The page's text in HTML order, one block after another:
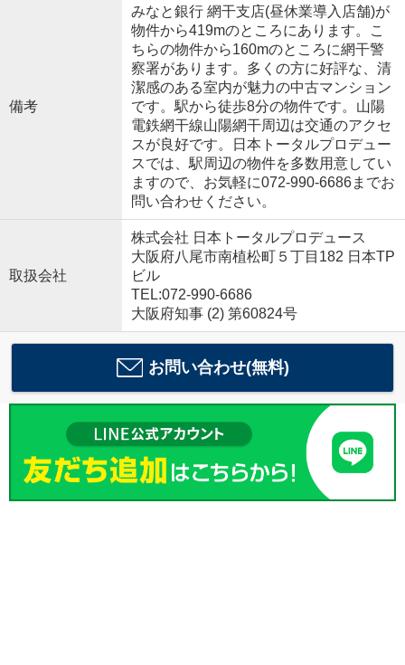
備考
みなと銀行 網干支店(昼休業導入店舗)が
物件から419mのところにあります。こ
ちらの物件から160mのところに網干警
察署があります。多くの方に好評な、清
潔感のある室内が魅力の中古マンション
です。駅から徒歩8分の物件です。山陽
電鉄網干線山陽網干周辺は交通のアクセ
スが良好です。日本トータルプロデュー
スでは、駅周辺の物件を多数用意してい
ますので、お気軽に072-990-6686までお
問い合わせください。
取扱会社
株式会社 日本トータルプロデュース
大阪府八尾市南植松町５丁目182 日本TP
ビル
TEL:072-990-6686
大阪府知事 (2) 第60824号
お問い合わせ(無料)